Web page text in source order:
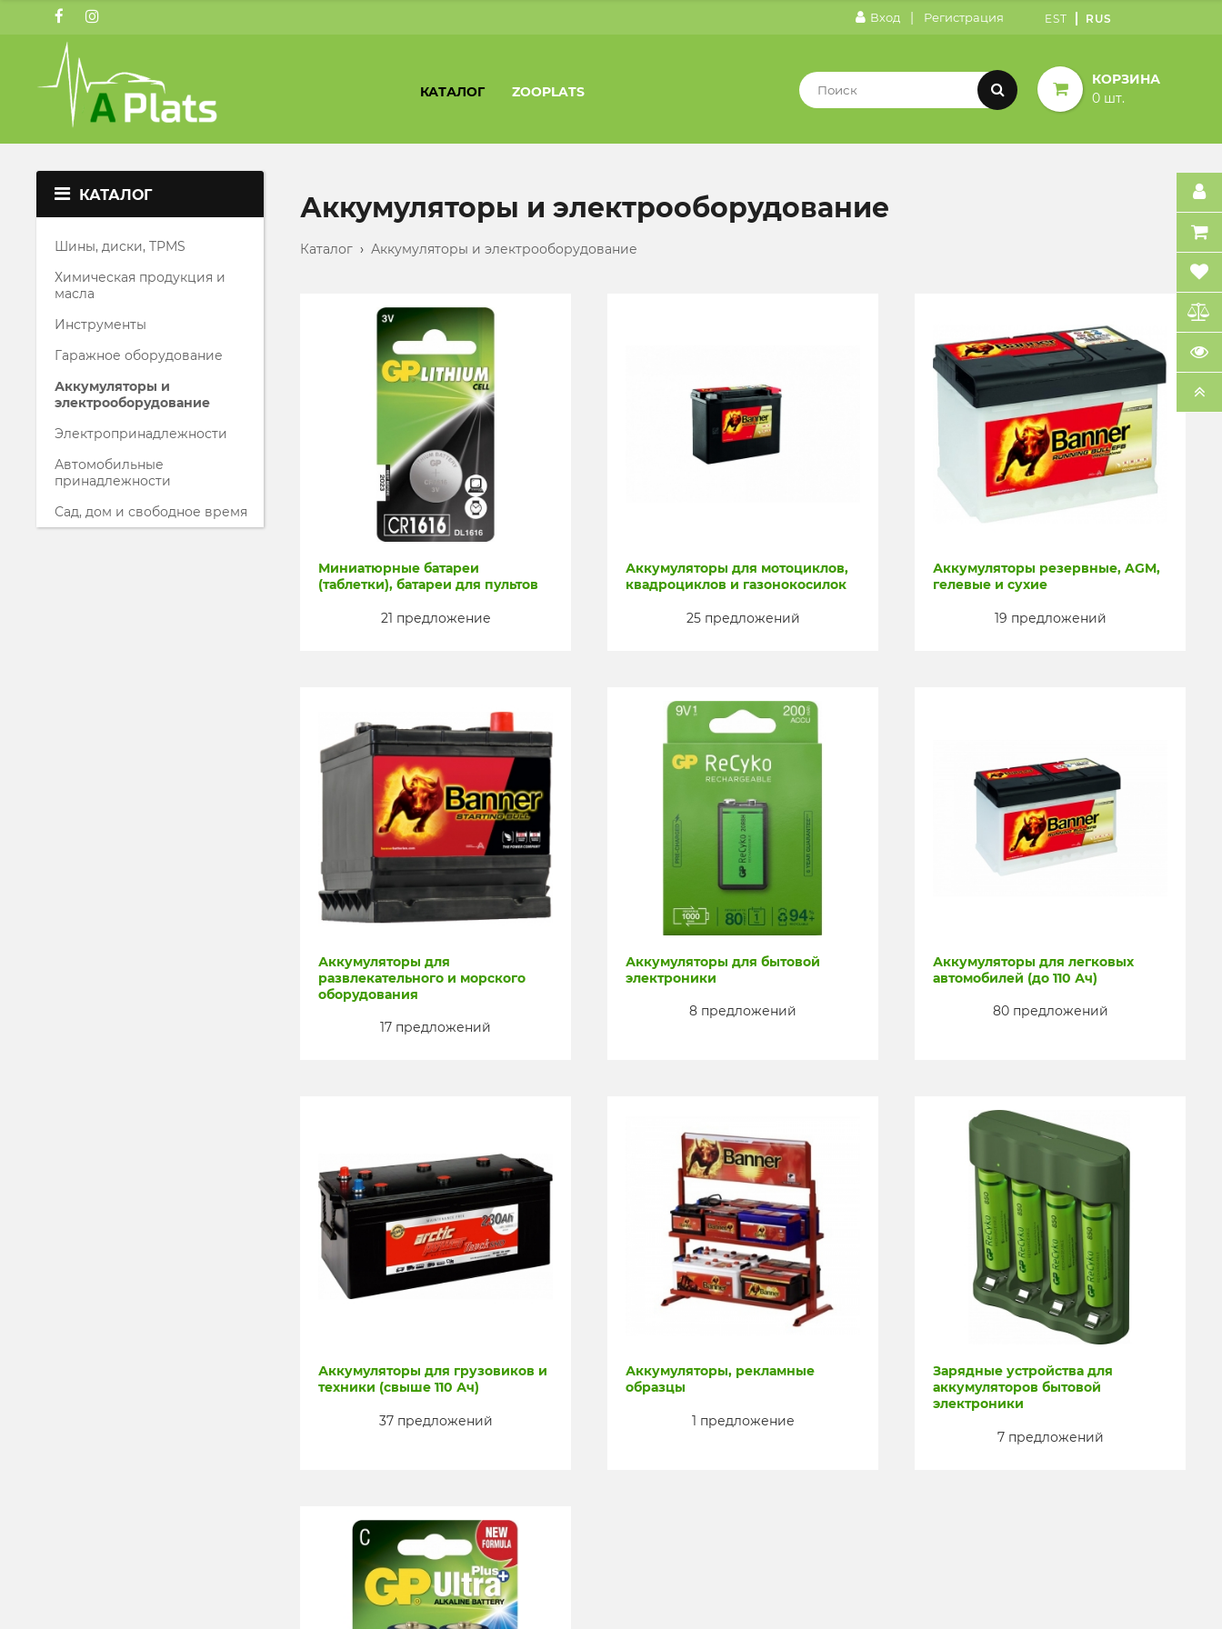
Вход | Регистрация EST RUS
КАТАЛОГ ZOOPLATS
КОРЗИНА
0 шт.
КАТАЛОГ
Шины, диски, TPMS
Химическая продукция и
масла
Инструменты
Гаражное оборудование
Аккумуляторы и
электрооборудование
Электропринадлежности
Автомобильные
принадлежности
Сад, дом и свободное время
Аккумуляторы и электрооборудование
Каталог › Аккумуляторы и электрооборудование
Миниатюрные батареи
(таблетки), батареи для пультов
21 предложение
Аккумуляторы для мотоциклов,
квадроциклов и газонокосилок
25 предложений
Аккумуляторы резервные, AGM,
гелевые и сухие
19 предложений
Аккумуляторы для
развлекательного и морского
оборудования
17 предложений
Аккумуляторы для бытовой
электроники
8 предложений
Аккумуляторы для легковых
автомобилей (до 110 Ач)
80 предложений
Аккумуляторы для грузовиков и
техники (свыше 110 Ач)
37 предложений
Аккумуляторы, рекламные
образцы
1 предложение
Зарядные устройства для
аккумуляторов бытовой
электроники
7 предложений